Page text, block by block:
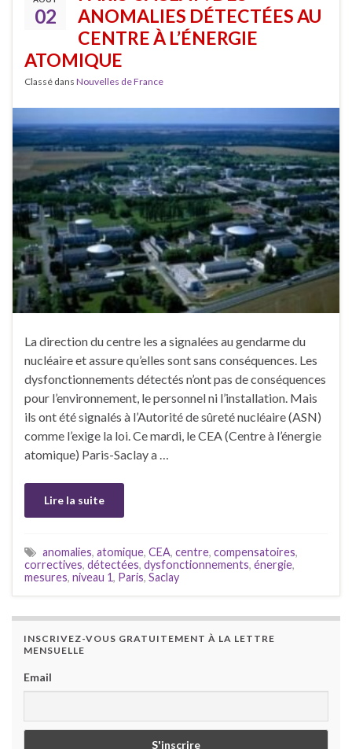
02
ANOMALIES DÉTECTÉES AU
CENTRE À L’ÉNERGIE
ATOMIQUE
Classé dans Nouvelles de France
La direction du centre les a signalées au gendarme du
nucléaire et assure qu’elles sont sans conséquences. Les
dysfonctionnements détectés n’ont pas de conséquences
pour l’environnement, le personnel ni l’installation. Mais
ils ont été signalés à l’Autorité de sûreté nucléaire (ASN)
comme l’exige la loi. Ce mardi, le CEA (Centre à l’énergie
atomique) Paris-Saclay a …
Lire la suite
anomalies, atomique, CEA, centre, compensatoires,
correctives, détectées, dysfonctionnements, énergie,
mesures, niveau 1, Paris, Saclay
INSCRIVEZ-VOUS GRATUITEMENT À LA LETTRE
MENSUELLE
Email